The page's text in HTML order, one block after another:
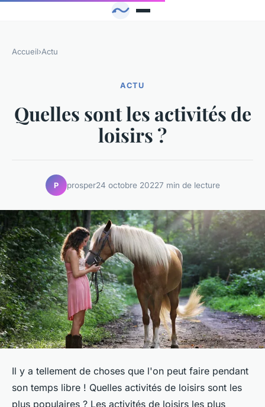
Accueil›Actu
ACTU
Quelles sont les activités de
loisirs ?
P prosper24 octobre 20227 min de lecture
Il y a tellement de choses que l'on peut faire pendant
son temps libre ! Quelles activités de loisirs sont les
plus populaires ? Les activités de loisirs les plus